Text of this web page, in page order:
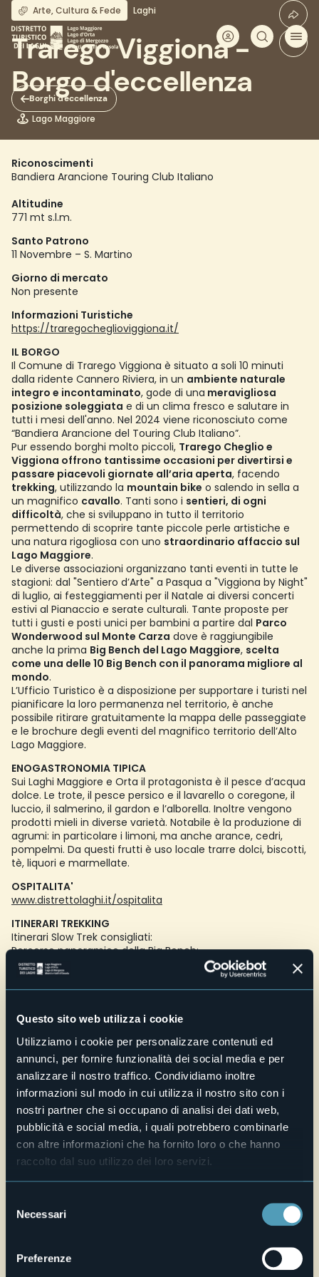
Questo sito web utilizza i cookie
Utilizziamo i cookie per personalizzare contenuti ed
annunci, per fornire funzionalità dei social media e per
analizzare il nostro traffico. Condividiamo inoltre
informazioni sul modo in cui utilizza il nostro sito con i
nostri partner che si occupano di analisi dei dati web,
pubblicità e social media, i quali potrebbero combinarle
con altre informazioni che ha fornito loro o che hanno
raccolto dal suo utilizzo dei loro servizi.
delNecessari
Preferenze
Salta
contenuto
principale
Borghi d'eccellenza
Arte, Cultura & Fede Laghi
Trarego Viggiona -
Borgo d'eccellenza
Lago Maggiore
Riconoscimenti
Bandiera Arancione Touring Club Italiano
Altitudine
771 mt s.l.m.
Santo Patrono
11 Novembre – S. Martino
Giorno di mercato
Non presente
Informazioni Turistiche
https://traregocheglioviggiona.it/
IL BORGO
Il Comune di Trarego Viggiona è situato a soli 10 minuti
dalla ridente Cannero Riviera, in un ambiente naturale
integro e incontaminato, gode di una meravigliosa
posizione soleggiata e di un clima fresco e salutare in
tutti i mesi dell'anno. Nel 2024 viene riconosciuto come
“Bandiera Arancione del Touring Club Italiano”.
Pur essendo borghi molto piccoli, Trarego Cheglio e
Viggiona offrono tantissime occasioni per divertirsi e
passare piacevoli giornate all’aria aperta, facendo
trekking, utilizzando la mountain bike o salendo in sella a
un magnifico cavallo. Tanti sono i sentieri, di ogni
difficoltà, che si sviluppano in tutto il territorio
permettendo di scoprire tante piccole perle artistiche e
una natura rigogliosa con uno straordinario affaccio sul
Lago Maggiore.
Le diverse associazioni organizzano tanti eventi in tutte le
stagioni: dal "Sentiero d’Arte" a Pasqua a "Viggiona by Night"
di luglio, ai festeggiamenti per il Natale ai diversi concerti
estivi al Pianaccio e serate culturali. Tante proposte per
tutti i gusti e posti unici per bambini a partire dal Parco
Wonderwood sul Monte Carza dove è raggiungibile
anche la prima Big Bench del Lago Maggiore, scelta
come una delle 10 Big Bench con il panorama migliore al
mondo.
L’Ufficio Turistico è a disposizione per supportare i turisti nel
pianificare la loro permanenza nel territorio, è anche
possibile ritirare gratuitamente la mappa delle passeggiate
e le brochure degli eventi del magnifico territorio dell’Alto
Lago Maggiore.
ENOGASTRONOMIA TIPICA
Sui Laghi Maggiore e Orta il protagonista è il pesce d’acqua
dolce. Le trote, il pesce persico e il lavarello o coregone, il
luccio, il salmerino, il gardon e l’alborella. Inoltre vengono
prodotti mieli in diverse varietà. Notabile è la produzione di
agrumi: in particolare i limoni, ma anche arance, cedri,
pompelmi. Da questi frutti è uso locale trarre dolci, biscotti,
tè, liquori e marmellate.
OSPITALITA'
www.distrettolaghi.it/ospitalita
ITINERARI TREKKING
Itinerari Slow Trek consigliati:
Percorso panoramico della Big Bench:
https://www.distrettolaghi.it/it/esperienze/arte-cultura-
fede/monumenti…
Vie Storiche di montagna:
natura/trekking/vie-storiche-di-montagna-linea-
Vie Storiche di montagna:
https://www.distrettolaghi.it/it/esperienze/outdoor-
natura/trekking/vie-storiche-di-montagna-linea-
cadorna-colle-monte-spalavera
Percorso slow trek:
https://www.distrettolaghi.it/it/esperienze/outdoor-
natura/trekking/percorso-slow-trek-linea-cadorna-
monte-morissolo
ITINERARI BIKE
Itinerari Bike consigliati:
Bench:
https://www.distrettolaghi.it/it/esperienze/outdoor-
natura/bike/percorso-mtb-monte-carza
https://www.distrettolaghi.it/it/esperienze/outdoor-
natura/bike/percorso-mtb-slow-panorama/sulla-linea-